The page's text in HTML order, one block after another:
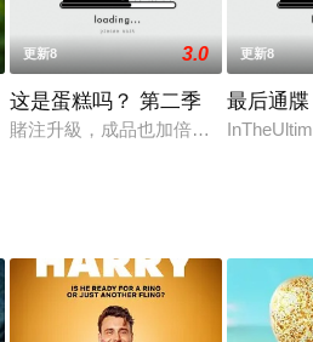
述的是单身人士寻找灵魂伴侣时，
更新8 3.0
这是蛋糕吗？ 第二季
賭注升級，成品也加倍瘋狂。超乎想
更新8
最后通